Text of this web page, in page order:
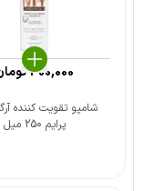
پرایم 250 میل
400,000